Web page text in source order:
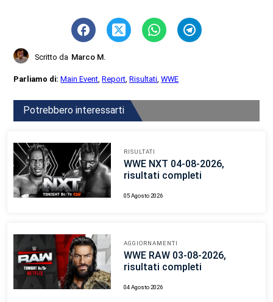
Scritto da Marco M.
Parliamo di:Main Event,Report,Risultati,WWE
Potrebbero interessarti
RISULTATI
WWE NXT 04-08-2026,
risultati completi
05 Agosto 2026
AGGIORNAMENTI
WWE RAW 03-08-2026,
risultati completi
04 Agosto 2026